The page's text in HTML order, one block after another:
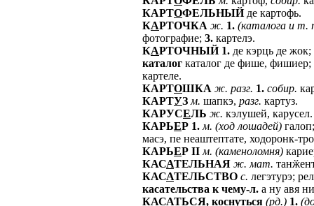
КАРТОФЕЛЬНЫЙде картофь.
КАРТОЧКА ж. 1. (каталога и т.
фотографие; 3. картелэ.
КАРТОЧНЫЙ 1. де кэрць де жок;
каталог каталог де фише, фишиер;
картеле.
КАРТОШКА ж. разг. 1. собир.
КАРТУЗ м. шапкэ, разг. картуз.
КАРУСЕЛЬ ж. кэлушей, карусел.
КАРЬЕР 1. м. (ход лошадей)
масэ, пе неаштептате, ходоронк-
КАРЬЕР II м. (каменоломня)
КАСАТЕЛЬНАЯ ж. мат.
КАСАТЕЛЬСТВО с. легэтурэ;
касательства к чему-л. а ну авя
КАСАТЬСЯ, коснуться (рд.) 1.